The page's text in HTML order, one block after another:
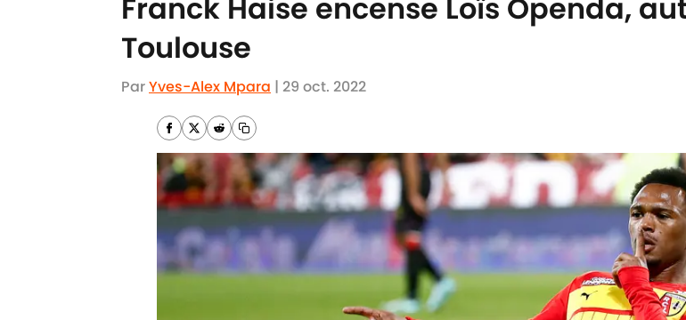
Franck Haise encense Loïs Openda,
Toulouse
ParYves-Alex Mpara | 29 oct. 2022